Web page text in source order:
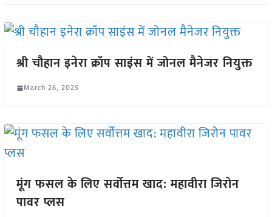
श्री चौहान इनेरा क्रॉप साइंस में जोनल मैनेजर नियुक्त
March 26, 2025
मूंग फसल के लिए सर्वोत्तम खाद: महावीरा जिरोन
पावर प्लस